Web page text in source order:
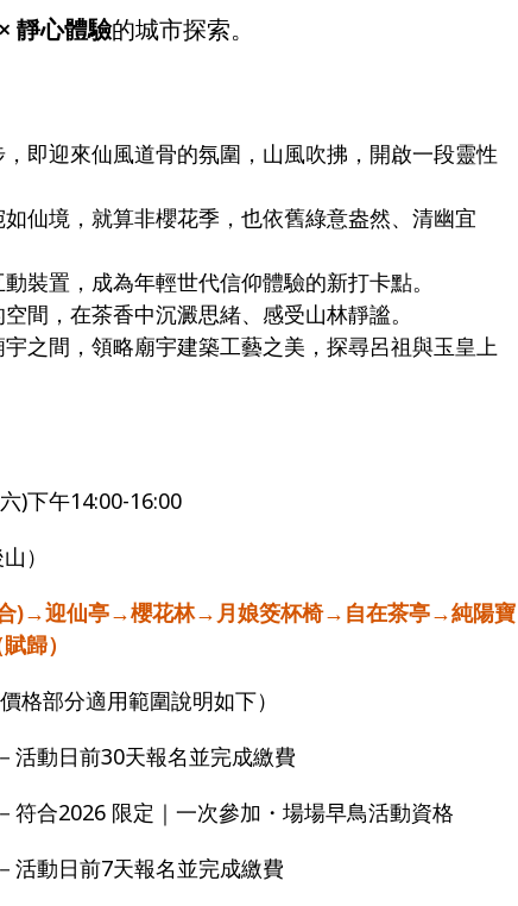
靜心體驗的城市探索。
，即迎來仙風道骨的氛圍，山風吹拂，開啟一段靈性
如仙境，就算非櫻花季，也依舊綠意盎然、清幽宜
裝置，成為年輕世代信仰體驗的新打卡點。
間，在茶香中沉澱思緒、感受山林靜謐。
之間，領略廟宇建築工藝之美，探尋呂祖與玉皇上
)下午14:00-16:00
）
)→迎仙亭→櫻花林→月娘筊杯椅→自在茶亭→純陽寶
歸）
格部分適用範圍說明如下）
活動日前30天報名並完成繳費
符合2026 限定｜一次參加・場場早鳥活動資格
活動日前7天報名並完成繳費